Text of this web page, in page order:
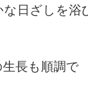
な日ざしを
長も順調で